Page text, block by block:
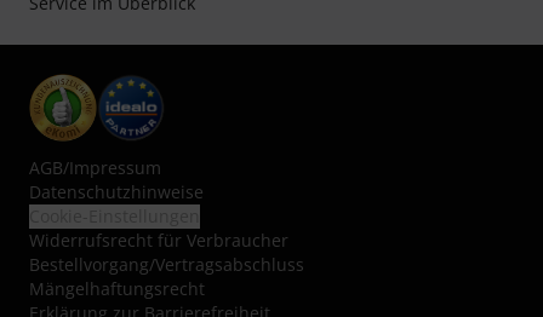
AGB/Impressum
Datenschutzhinweise
Widerrufsrecht für Verbraucher
Bestellvorgang/Vertragsabschluss
Mängelhaftungsrecht